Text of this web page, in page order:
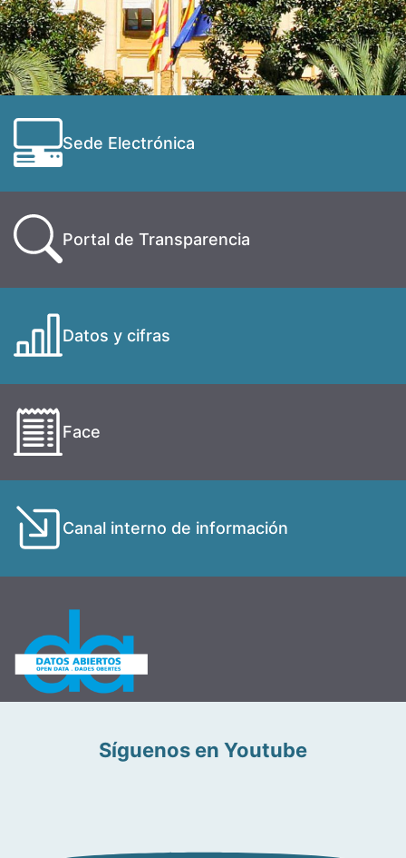
Sede Electrónica
Portal de Transparencia
Datos y cifras
Face
Canal interno de información
Síguenos en Youtube